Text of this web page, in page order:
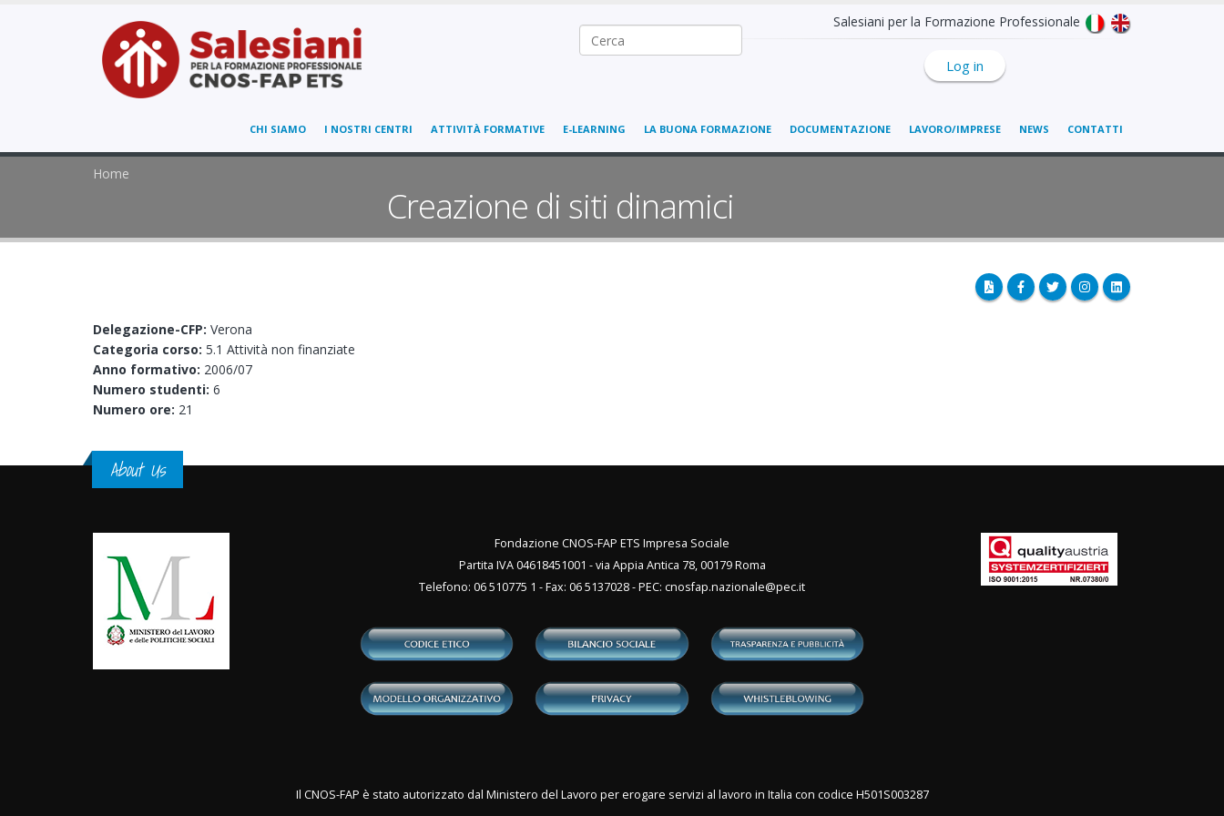
Salesiani per la Formazione Professionale
Log in
Ricerca nel sito
CHI SIAMO I NOSTRI CENTRI ATTIVITÀ FORMATIVE E-LEARNING LA BUONA FORMAZIONE DOCUMENTAZIONE LAVORO/IMPRESE NEWS CONTATTI
Home
Creazione di siti dinamici
Delegazione-CFP: Verona
Categoria corso: 5.1 Attività non finanziate
Anno formativo: 2006/07
Numero studenti: 6
Numero ore: 21
About Us
Fondazione CNOS-FAP ETS Impresa Sociale
Partita IVA 04618451001 - via Appia Antica 78, 00179 Roma
Telefono: 06 510775 1 - Fax: 06 5137028 - PEC: cnosfap.nazionale@pec.it
Il CNOS-FAP è stato autorizzato dal Ministero del Lavoro per erogare servizi al lavoro in Italia con codice H501S003287